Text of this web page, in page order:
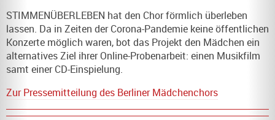
STIMMENÜBERLEBEN hat den Chor förmlich überleben
lassen. Da in Zeiten der Corona-Pandemie keine öffentlichen
Konzerte möglich waren, bot das Projekt den Mädchen ein
alternatives Ziel ihrer Online-Probenarbeit: einen Musikfilm
samt einer CD-Einspielung.
Zur Pressemitteilung des Berliner Mädchenchors